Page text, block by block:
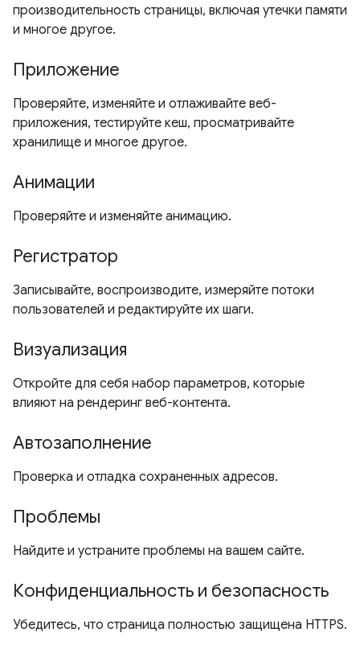
производительность страницы, включая утечки памяти
и многое другое.
Приложение
Проверяйте, изменяйте и отлаживайте веб-
приложения, тестируйте кеш, просматривайте
хранилище и многое другое.
Анимации
Проверяйте и изменяйте анимацию.
Регистратор
Записывайте, воспроизводите, измеряйте потоки
пользователей и редактируйте их шаги.
Визуализация
Откройте для себя набор параметров, которые
влияют на рендеринг веб-контента.
Автозаполнение
Проверка и отладка сохраненных адресов.
Проблемы
Найдите и устраните проблемы на вашем сайте.
Конфиденциальность и безопасность
Убедитесь, что страница полностью защищена HTTPS.